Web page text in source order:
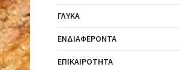
ΓΛΥΚΆ
ΕΝΔΙΑΦΈΡΟΝΤΑ
ΕΠΙΚΑΙΡΌΤΗΤΑ